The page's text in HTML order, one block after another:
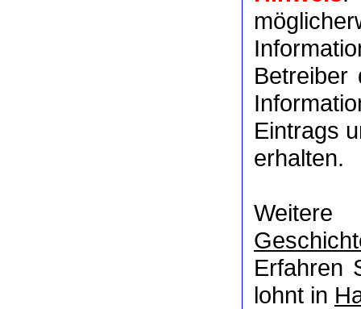
Eintrags
erhalten.
Erfahren
lohnt in